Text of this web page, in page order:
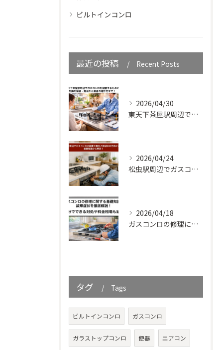
ビルトインコンロ
最近の投稿 Recent Posts
2026/04/30
東天下茶屋駅周辺でガスコンロを設置するための知識を解説・費用から業者の選び方まで！
2026/04/24
松虫駅周辺でガスコンロの設置工事をご検討中の方向けガイド｜基礎知識から解説！
2026/04/18
ガスコンロの修理に関する基礎知識と故障症状を徹底解説！自分でできる対処や料金相場も紹介
タグ Tags
ビルトインコンロ ガスコンロ
ガラストップコンロ 便器 エアコン